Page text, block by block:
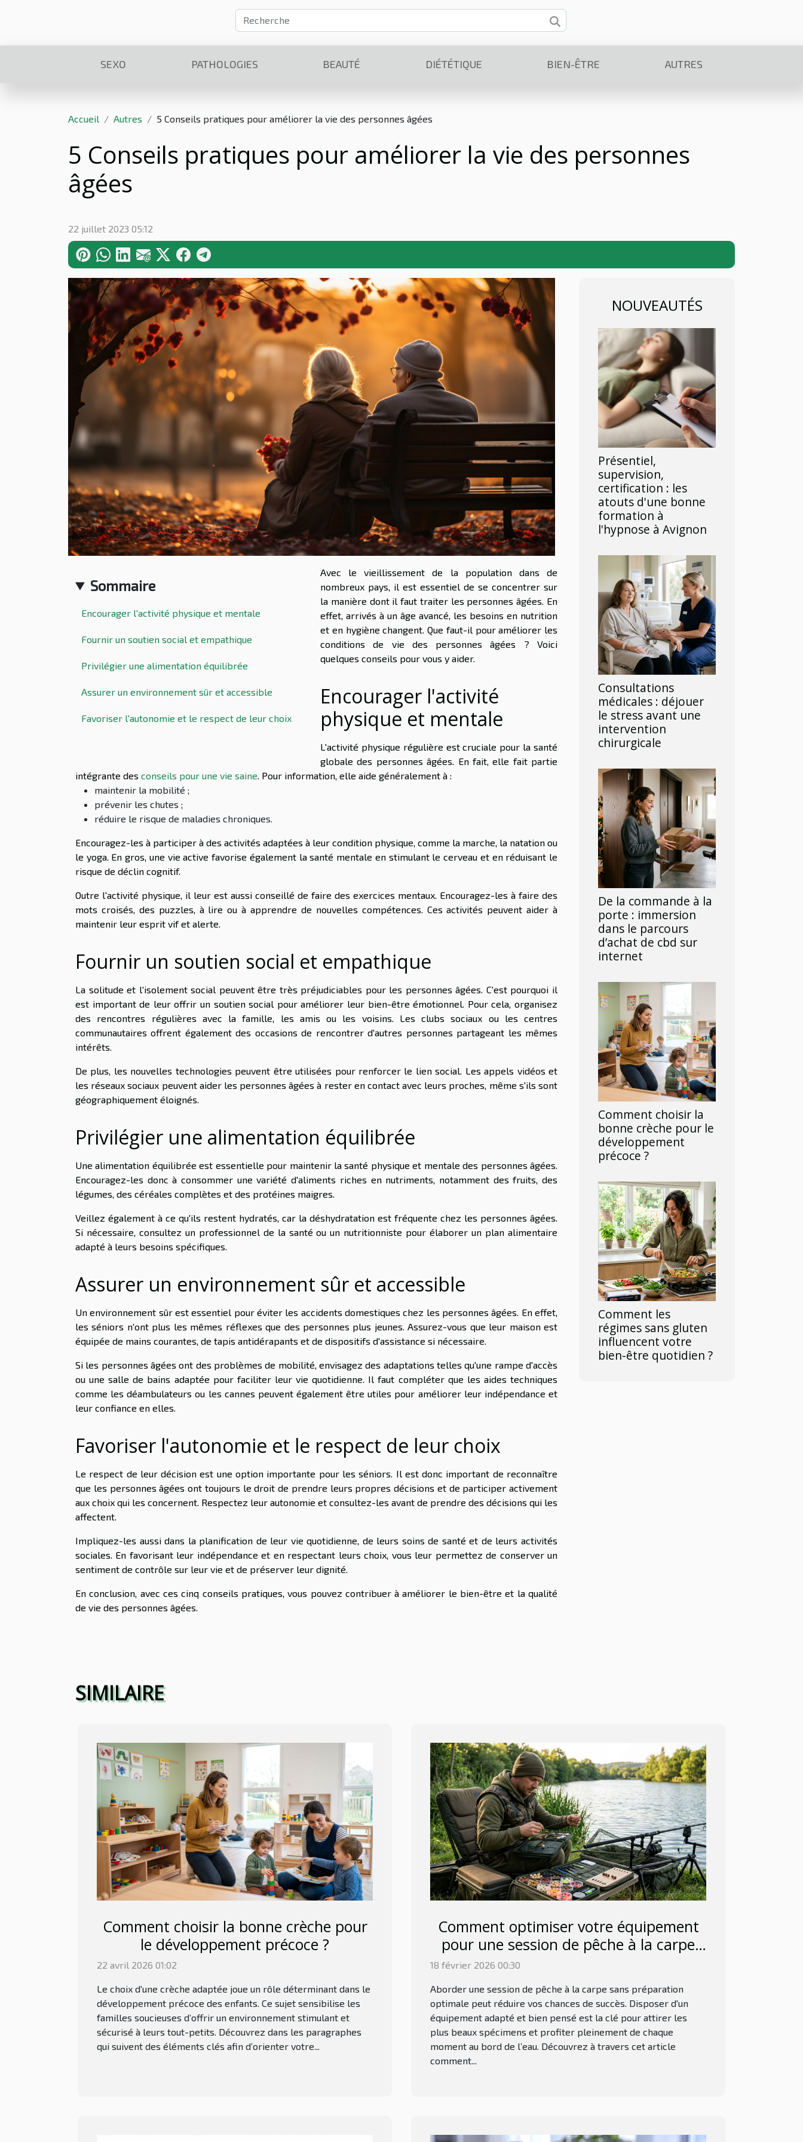
SEXO PATHOLOGIES BEAUTÉ DIÉTÉTIQUE BIEN-ÊTRE AUTRES
Accueil Autres 5 Conseils pratiques pour améliorer la vie des personnes âgées
5 Conseils pratiques pour améliorer la vie des personnes
âgées
22 juillet 2023 05:12
Sommaire
Encourager l'activité physique et mentale
Fournir un soutien social et empathique
Privilégier une alimentation équilibrée
Assurer un environnement sûr et accessible
Favoriser l'autonomie et le respect de leur choix
Avec le vieillissement de la population dans de
nombreux pays, il est essentiel de se concentrer sur
la manière dont il faut traiter les personnes âgées. En
effet, arrivés à un âge avancé, les besoins en nutrition
et en hygiène changent. Que faut-il pour améliorer les
conditions de vie des personnes âgées ? Voici
quelques conseils pour vous y aider.
Encourager l'activité
physique et mentale
L'activité physique régulière est cruciale pour la santé
globale des personnes âgées. En fait, elle fait partie
intégrante des conseils pour une vie saine. Pour information, elle aide généralement à :
maintenir la mobilité ;
prévenir les chutes ;
réduire le risque de maladies chroniques.
Encouragez-les à participer à des activités adaptées à leur condition physique, comme la marche, la natation ou
le yoga. En gros, une vie active favorise également la santé mentale en stimulant le cerveau et en réduisant le
risque de déclin cognitif.
Outre l'activité physique, il leur est aussi conseillé de faire des exercices mentaux. Encouragez-les à faire des
mots croisés, des puzzles, à lire ou à apprendre de nouvelles compétences. Ces activités peuvent aider à
maintenir leur esprit vif et alerte.
Fournir un soutien social et empathique
La solitude et l'isolement social peuvent être très préjudiciables pour les personnes âgées. C'est pourquoi il
est important de leur offrir un soutien social pour améliorer leur bien-être émotionnel. Pour cela, organisez
des rencontres régulières avec la famille, les amis ou les voisins. Les clubs sociaux ou les centres
communautaires offrent également des occasions de rencontrer d'autres personnes partageant les mêmes
intérêts.
De plus, les nouvelles technologies peuvent être utilisées pour renforcer le lien social. Les appels vidéos et
les réseaux sociaux peuvent aider les personnes âgées à rester en contact avec leurs proches, même s'ils sont
géographiquement éloignés.
Privilégier une alimentation équilibrée
Une alimentation équilibrée est essentielle pour maintenir la santé physique et mentale des personnes âgées.
Encouragez-les donc à consommer une variété d'aliments riches en nutriments, notamment des fruits, des
légumes, des céréales complètes et des protéines maigres.
Veillez également à ce qu'ils restent hydratés, car la déshydratation est fréquente chez les personnes âgées.
Si nécessaire, consultez un professionnel de la santé ou un nutritionniste pour élaborer un plan alimentaire
adapté à leurs besoins spécifiques.
Assurer un environnement sûr et accessible
Un environnement sûr est essentiel pour éviter les accidents domestiques chez les personnes âgées. En effet,
les séniors n'ont plus les mêmes réflexes que des personnes plus jeunes. Assurez-vous que leur maison est
équipée de mains courantes, de tapis antidérapants et de dispositifs d'assistance si nécessaire.
Si les personnes âgées ont des problèmes de mobilité, envisagez des adaptations telles qu'une rampe d'accès
ou une salle de bains adaptée pour faciliter leur vie quotidienne. Il faut compléter que les aides techniques
comme les déambulateurs ou les cannes peuvent également être utiles pour améliorer leur indépendance et
leur confiance en elles.
Favoriser l'autonomie et le respect de leur choix
Le respect de leur décision est une option importante pour les séniors. Il est donc important de reconnaître
que les personnes âgées ont toujours le droit de prendre leurs propres décisions et de participer activement
aux choix qui les concernent. Respectez leur autonomie et consultez-les avant de prendre des décisions qui les
affectent.
Impliquez-les aussi dans la planification de leur vie quotidienne, de leurs soins de santé et de leurs activités
sociales. En favorisant leur indépendance et en respectant leurs choix, vous leur permettez de conserver un
sentiment de contrôle sur leur vie et de préserver leur dignité.
En conclusion, avec ces cinq conseils pratiques, vous pouvez contribuer à améliorer le bien-être et la qualité
de vie des personnes âgées.
NOUVEAUTÉS
Présentiel,
supervision,
certification : les
atouts d'une bonne
formation à
l'hypnose à Avignon
Consultations
médicales : déjouer
le stress avant une
intervention
chirurgicale
De la commande à la
porte : immersion
dans le parcours
d’achat de cbd sur
internet
Comment choisir la
bonne crèche pour le
développement
précoce ?
Comment les
régimes sans gluten
influencent votre
bien-être quotidien ?
SIMILAIRE
Comment choisir la bonne crèche pour
le développement précoce ?
22 avril 2026 01:02
Le choix d'une crèche adaptée joue un rôle déterminant dans le
développement précoce des enfants. Ce sujet sensibilise les
familles soucieuses d’offrir un environnement stimulant et
sécurisé à leurs tout-petits. Découvrez dans les paragraphes
qui suivent des éléments clés afin d’orienter votre...
Comment optimiser votre équipement
pour une session de pêche à la carpe
18 février 2026 00:30
Aborder une session de pêche à la carpe sans préparation
optimale peut réduire vos chances de succès. Disposer d'un
équipement adapté et bien pensé est la clé pour attirer les
plus beaux spécimens et profiter pleinement de chaque
moment au bord de l’eau. Découvrez à travers cet article
comment...